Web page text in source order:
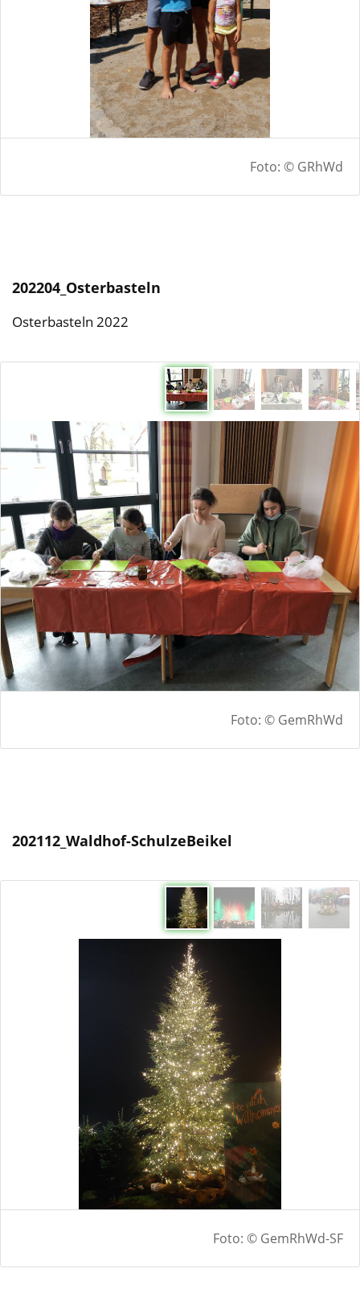
Foto: © GRhWd
202204_Osterbasteln
Osterbasteln 2022
Foto: © GemRhWd
202112_Waldhof-SchulzeBeikel
Foto: © GemRhWd-SF